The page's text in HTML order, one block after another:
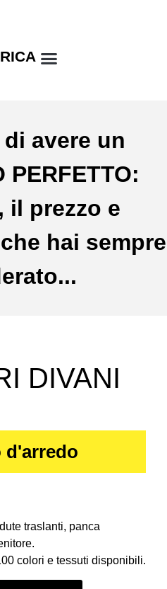
avere un
PERFETTO:
il prezzo e
hai sempre
DIVANI
d'arredo
traslanti, panca
colori e tessuti disponibili.